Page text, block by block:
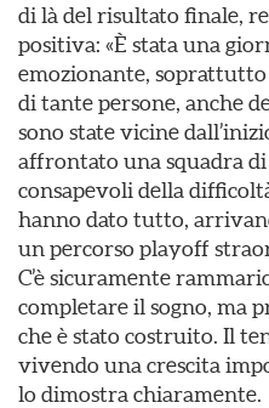
di là del risultato finale,
positiva: «È stata una
emozionante, soprattutto
di tante persone, anche
sono state vicine
affrontato una squadra
consapevoli della
hanno dato tutto,
un percorso playoff
C’è sicuramente
completare il sogno, ma
che è stato costruito. Il
vivendo una crescita
lo dimostra chiaramente.